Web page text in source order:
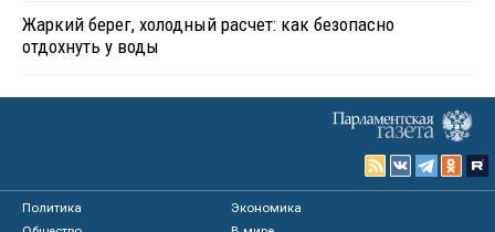
Жаркий берег, холодный расчет: как безопасно
отдохнуть у воды
Политика
Экономика